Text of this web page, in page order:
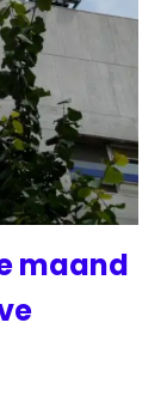
maand